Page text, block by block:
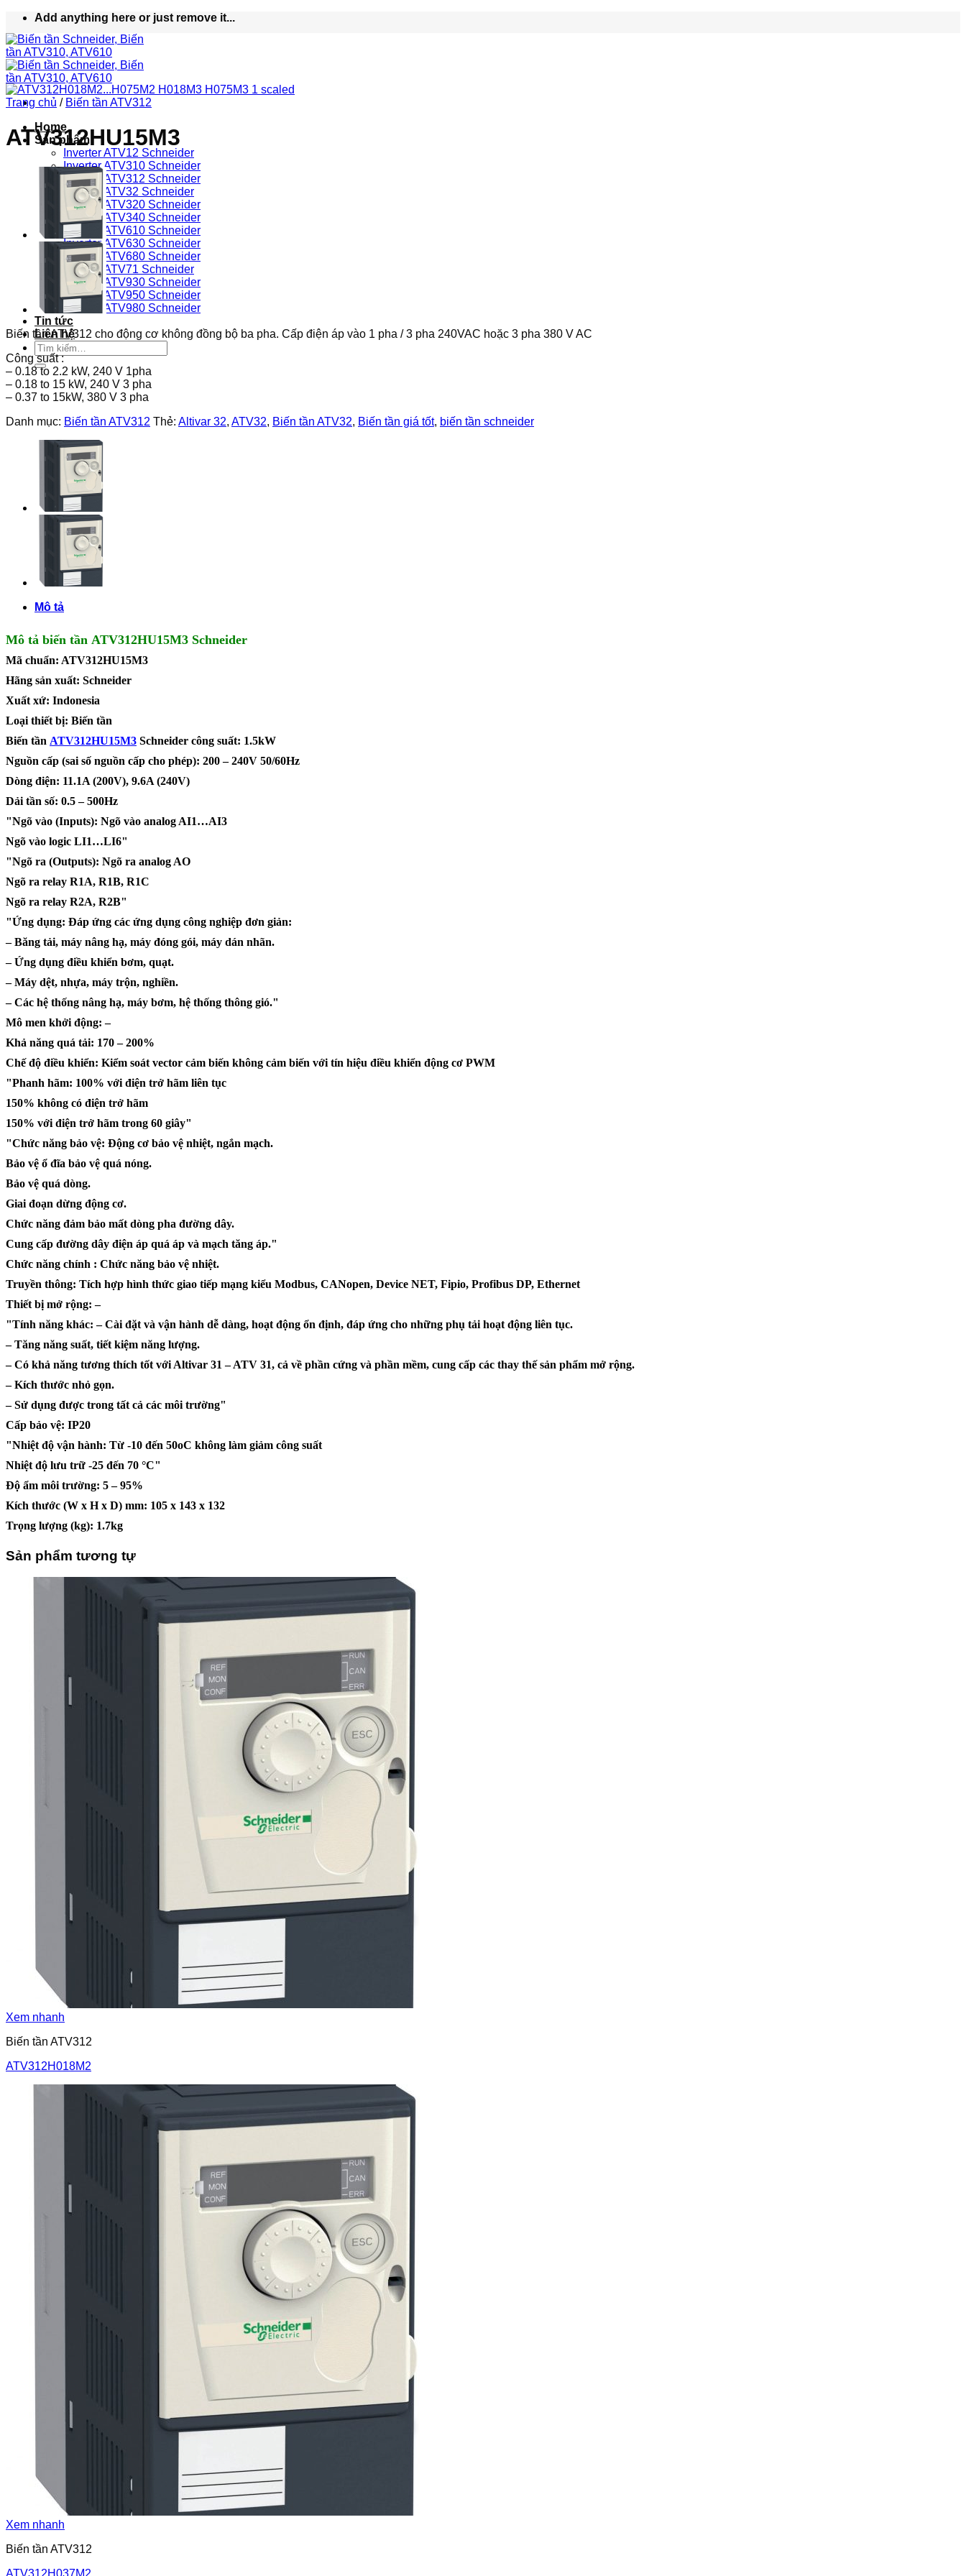
nội
dung
Add anything here or just remove it...
Home
Sản phẩm
Inverter ATV12 Schneider
Inverter ATV310 Schneider
Inverter ATV312 Schneider
Inverter ATV32 Schneider
Inverter ATV320 Schneider
Inverter ATV340 Schneider
Inverter ATV610 Schneider
Inverter ATV630 Schneider
Inverter ATV680 Schneider
Inverter ATV71 Schneider
Inverter ATV930 Schneider
Inverter ATV950 Schneider
Inverter ATV980 Schneider
Tin tức
Liên hệ
Tìm
kiếm:
Trang chủ / Biến tần ATV312
ATV312HU15M3
Biến tần ATV312 cho động cơ không đồng bộ ba pha. Cấp điện áp vào 1 pha / 3 pha 240VAC hoặc 3 pha 380 V AC
Công suất :
– 0.18 to 2.2 kW, 240 V 1pha
– 0.18 to 15 kW, 240 V 3 pha
– 0.37 to 15kW, 380 V 3 pha
Danh mục: Biến tần ATV312 Thẻ: Altivar 32, ATV32, Biến tần ATV32, Biến tần giá tốt, biến tần schneider
Mô tả
Mô tả biến tần ATV312HU15M3 Schneider
Mã chuẩn: ATV312HU15M3
Hãng sản xuất: Schneider
Xuất xứ: Indonesia
Loại thiết bị: Biến tần
Biến tần ATV312HU15M3 Schneider công suất: 1.5kW
Nguồn cấp (sai số nguồn cấp cho phép): 200 – 240V 50/60Hz
Dòng điện: 11.1A (200V), 9.6A (240V)
Dải tần số: 0.5 – 500Hz
"Ngõ vào (Inputs): Ngõ vào analog AI1…AI3
Ngõ vào logic LI1…LI6"
"Ngõ ra (Outputs): Ngõ ra analog AO
Ngõ ra relay R1A, R1B, R1C
Ngõ ra relay R2A, R2B"
"Ứng dụng: Đáp ứng các ứng dụng công nghiệp đơn giản:
– Băng tải, máy nâng hạ, máy đóng gói, máy dán nhãn.
– Ứng dụng điều khiển bơm, quạt.
– Máy dệt, nhựa, máy trộn, nghiền.
– Các hệ thống nâng hạ, máy bơm, hệ thống thông gió."
Mô men khởi động: –
Khả năng quá tải: 170 – 200%
Chế độ điều khiển: Kiểm soát vector cảm biến không cảm biến với tín hiệu điều khiển động cơ PWM
"Phanh hãm: 100% với điện trở hãm liên tục
150% không có điện trở hãm
150% với điện trở hãm trong 60 giây"
"Chức năng bảo vệ: Động cơ bảo vệ nhiệt, ngắn mạch.
Bảo vệ ổ đĩa bảo vệ quá nóng.
Bảo vệ quá dòng.
Giai đoạn dừng động cơ.
Chức năng đảm bảo mất dòng pha đường dây.
Cung cấp đường dây điện áp quá áp và mạch tăng áp."
Chức năng chính : Chức năng bảo vệ nhiệt.
Truyền thông: Tích hợp hình thức giao tiếp mạng kiểu Modbus, CANopen, Device NET, Fipio, Profibus DP, Ethernet
Thiết bị mở rộng: –
"Tính năng khác: – Cài đặt và vận hành dễ dàng, hoạt động ổn định, đáp ứng cho những phụ tải hoạt động liên tục.
– Tăng năng suất, tiết kiệm năng lượng.
– Có khả năng tương thích tốt với Altivar 31 – ATV 31, cả về phần cứng và phần mềm, cung cấp các thay thế sản phẩm mở rộng.
– Kích thước nhỏ gọn.
– Sử dụng được trong tất cả các môi trường"
Cấp bảo vệ: IP20
"Nhiệt độ vận hành: Từ -10 đến 50oC không làm giảm công suất
Nhiệt độ lưu trữ -25 đến 70 °C"
Độ ẩm môi trường: 5 – 95%
Kích thước (W x H x D) mm: 105 x 143 x 132
Trọng lượng (kg): 1.7kg
Sản phẩm tương tự
Xem nhanh
Biến tần ATV312
ATV312H018M2
Xem nhanh
Biến tần ATV312